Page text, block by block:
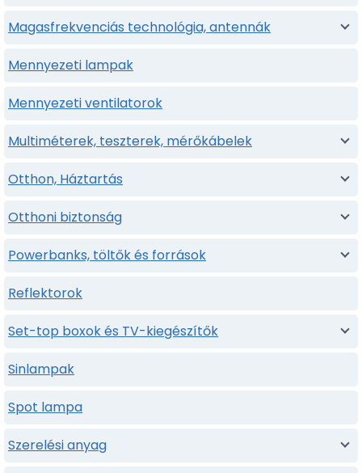
Magasfrekvenciás technológia, antennák
Mennyezeti lampak
Mennyezeti ventilatorok
Multiméterek, teszterek, mérőkábelek
Otthon, Háztartás
Otthoni biztonság
Powerbanks, töltők és források
Reflektorok
Set-top boxok és TV-kiegészítők
Sinlampak
Spot lampa
Szerelési anyag